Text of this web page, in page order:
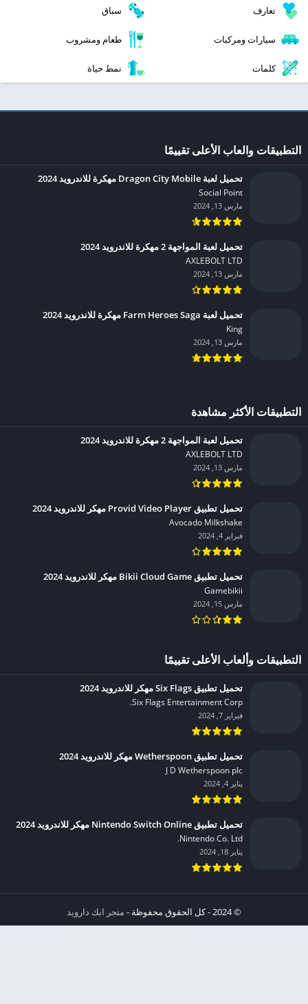
تعارف سباق
سيارات ومركبات طعام ومشروب
كلمات نمط حياة
التطبيقات والعاب الأعلى تقييمًا
تحميل لعبة Dragon City Mobile مهكرة للاندرويد 2024
Social Point‏
مارس 13, 2024
تحميل لعبة المواجهة 2 مهكرة للاندرويد 2024
AXLEBOLT LTD‏
مارس 13, 2024
تحميل لعبة Farm Heroes Saga مهكرة للاندرويد 2024
King‏
مارس 13, 2024
التطبيقات الأكثر مشاهدة
تحميل لعبة المواجهة 2 مهكرة للاندرويد 2024
AXLEBOLT LTD‏
مارس 13, 2024
تحميل تطبيق Provid Video Player مهكر للاندرويد 2024
Avocado Milkshake‏
فبراير 4, 2024
تحميل تطبيق Bikii Cloud Game مهكر للاندرويد 2024
Gamebikii‏
مارس 15, 2024
التطبيقات وألعاب الأعلى تقييمًا
تحميل تطبيق Six Flags مهكر للاندرويد 2024
Six Flags Entertainment Corp.‏
فبراير 7, 2024
تحميل تطبيق Wetherspoon مهكر للاندرويد 2024
J D Wetherspoon plc‏
يناير 4, 2024
تحميل تطبيق Nintendo Switch Online مهكر للاندرويد 2024
Nintendo Co. Ltd.‏
يناير 18, 2024
© 2024 - كل الحقوق محفوظة -
متجر ابك دارويد